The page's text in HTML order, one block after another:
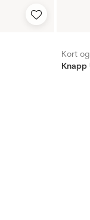
Kort
Knapp